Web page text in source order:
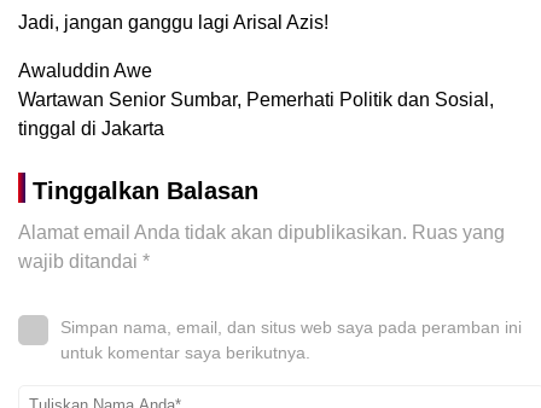
Jadi, jangan ganggu lagi Arisal Azis!
Awaluddin Awe
Wartawan Senior Sumbar, Pemerhati Politik dan Sosial,
tinggal di Jakarta
Tinggalkan Balasan
Alamat email Anda tidak akan dipublikasikan. Ruas yang
wajib ditandai *
Simpan nama, email, dan situs web saya pada peramban ini
untuk komentar saya berikutnya.